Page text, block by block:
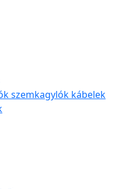
szemkagylók kábelek